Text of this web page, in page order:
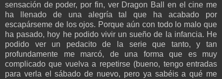
sensación de poder, por fin, ver Dragon Ball en el cine me
ha llenado de una alegría tal que ha acabado por
escapárseme de los ojos. Porque aún con todo lo malo que
ha pasado, hoy he podido vivir un sueño de la infancia. He
podido ver un pedacito de la serie que tanto, y tan
profundamente me marcó, de una forma que es muy
complicado que vuelva a repetirse (bueno, tengo entradas
para verla el sábado de nuevo, pero ya sabéis a qué me